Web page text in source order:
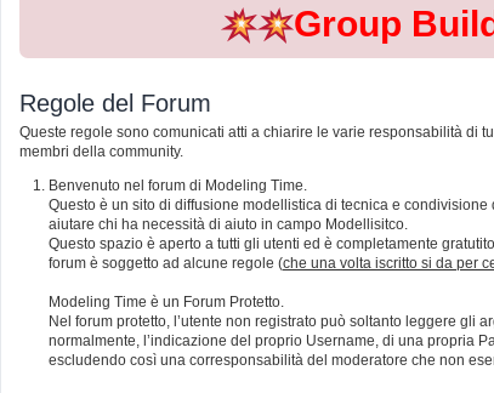
Group
Regole del Forum
Queste regole sono comunicati atti a chiarire le varie responsabilità di
membri della community.
Benvenuto nel forum di Modeling Time.
Questo è un sito di diffusione modellistica di tecnica e
aiutare chi ha necessità di aiuto in campo Modellisitco.
Questo spazio è aperto a tutti gli utenti ed è completamente
forum è soggetto ad alcune regole (che una volta iscritto si da per
Modeling Time è un Forum Protetto.
Nel forum protetto, l’utente non registrato può soltanto leggere
normalmente, l’indicazione del proprio Username, di una propria
escludendo così una corresponsabilità del moderatore che non